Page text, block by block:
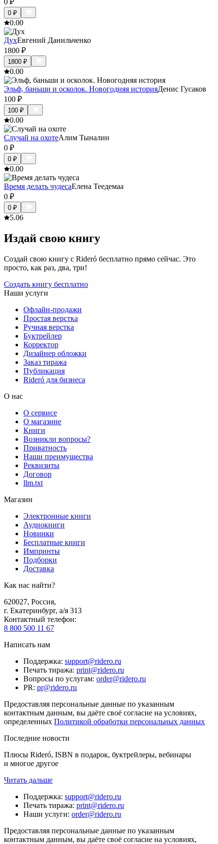
0 ₽
0.00
ДухЕвгений Данильченко
1800 ₽
1800 ₽
0.00
Эльф, баньши и осколок. Новогодняя историяДенис Гусаков
100 ₽
100 ₽
0.00
Случай на охотеАлим Тыналин
0 ₽
0 ₽
0.00
Время делать чудесаЕлена Теедемаа
0 ₽
0 ₽
5.06
Издай свою книгу
Создай свою книгу с Rideró бесплатно прямо сейчас. Это
просто, как раз, два, три!
Создать книгу бесплатно
Наши услуги
Офлайн-продажи
Простая верстка
Ручная верстка
Буктрейлер
Корректор
Дизайнер обложки
Заказ тиража
Публикация
Rideró для бизнеса
О нас
О сервисе
О магазине
Книги
Возникли вопросы?
Приватность
Наши преимущества
Реквизиты
Договор
llm.txt
Магазин
Электронные книги
Аудиокниги
Новинки
Бесплатные книги
Импринты
Подборки
Доставка
Как нас найти?
620027, Россия,
г. Екатеринбург, а/я 313
Контактный телефон:
8 800 500 11 67
Написать нам
Поддержка: support@ridero.ru
Печать тиража: print@ridero.ru
Вопросы по услугам: order@ridero.ru
PR: pr@ridero.ru
Предоставляя персональные данные по указанным
контактным данным, вы даёте своё согласие на условиях,
определенных Политикой обработки персональных данных
Последние новости
Плюсы Rideró, ISBN в подарок, буктрейлеры, вебинары
и многое другое
Читать дальше
Поддержка: support@ridero.ru
Печать тиража: print@ridero.ru
Наши услуги: order@ridero.ru
Предоставляя персональные данные по указанным
контактным данным, вы даёте своё согласие на условиях,